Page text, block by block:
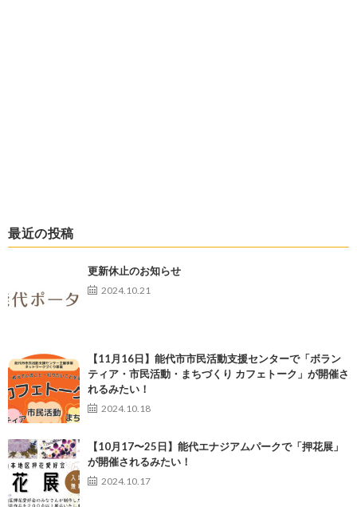
最近の投稿
更新休止のお知らせ
2024.10.21
【11月16日】能代市市民活動支援センターで「ボラン
ティア・市民活動・まちづくり カフェトーク」が開催さ
れるみたい！
2024.10.18
【10月17〜25日】能代エナジアムパークで「押花展」
が開催されるみたい！
2024.10.17